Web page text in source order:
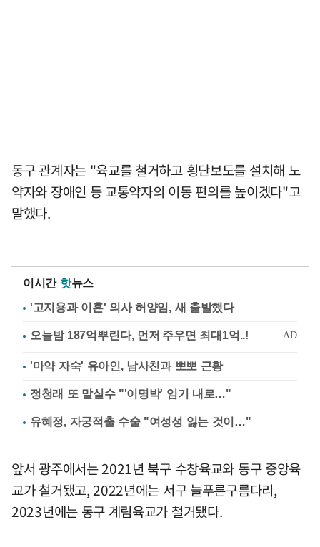
동구 관계자는 "육교를 철거하고 횡단보도를 설치해 노
약자와 장애인 등 교통약자의 이동 편의를 높이겠다"고
말했다.
이시간 핫뉴스
'고지용과 이혼' 의사 허양임, 새 출발했다
'마약 자숙' 유아인, 남사친과 뽀뽀 근황
정청래 또 말실수 "'이명박' 임기 내로…"
유혜정, 자궁적출 수술 "여성성 잃는 것이…"
앞서 광주에서는 2021년 북구 수창육교와 동구 중앙육
교가 철거됐고, 2022년에는 서구 늘푸른구름다리,
2023년에는 동구 계림육교가 철거됐다.